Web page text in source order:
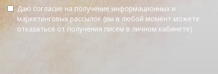
Даю согласие на получение информационных и
маркетинговых рассылок (вы в любой момент можете
отказаться от получения писем в личном кабинете)